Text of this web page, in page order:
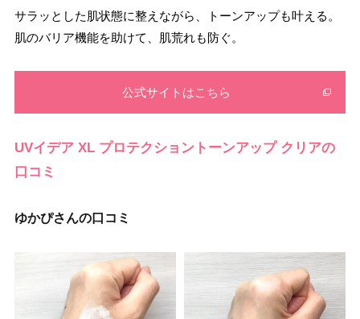
サラッとした肌状態に整えながら、トーンアップも叶える。
肌のバリア機能を助けて、肌荒れも防ぐ。
公式サイトはこちら
UVイデア XL プロテクショントーンアップ クリアの
口コミ
ゆかぴさんの口コミ